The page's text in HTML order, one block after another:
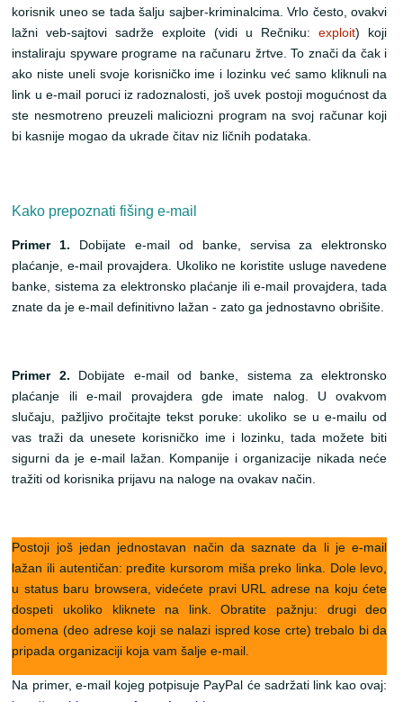
korisnik uneo se tada šalju sajber-kriminalcima. Vrlo često, ovakvi
lažni veb-sajtovi sadrže exploite (vidi u Rečniku:exploit) koji
instaliraju spyware programe na računaru žrtve. To znači da čak i
ako niste uneli svoje korisničko ime i lozinku već samo kliknuli na
link u e-mail poruci iz radoznalosti, još uvek postoji mogućnost da
ste nesmotreno preuzeli maliciozni program na svoj računar koji
bi kasnije mogao da ukrade čitav niz ličnih podataka.
Kako prepoznati fišing e-mail
Primer 1. Dobijate e-mail od banke, servisa za elektronsko
plaćanje, e-mail provajdera. Ukoliko ne koristite usluge navedene
banke, sistema za elektronsko plaćanje ili e-mail provajdera, tada
znate da je e-mail definitivno lažan - zato ga jednostavno obrišite.
Primer 2. Dobijate e-mail od banke, sistema za elektronsko
plaćanje ili e-mail provajdera gde imate nalog. U ovakvom
slučaju, pažljivo pročitajte tekst poruke: ukoliko se u e-mailu od
vas traži da unesete korisničko ime i lozinku, tada možete biti
sigurni da je e-mail lažan. Kompanije i organizacije nikada neće
tražiti od korisnika prijavu na naloge na ovakav način.
Postoji još jedan jednostavan način da saznate da li je e-mail
lažan ili autentičan: pređite kursorom miša preko linka. Dole levo,
u status baru browsera, videćete pravi URL adrese na koju ćete
dospeti ukoliko kliknete na link. Obratite pažnju: drugi deo
domena (deo adrese koji se nalazi ispred kose crte) trebalo bi da
pripada organizaciji koja vam šalje e-mail.
Na primer, e-mail kojeg potpisuje PayPal će sadržati link kao ovaj: